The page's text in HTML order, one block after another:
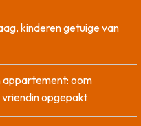
kinderen getuige van
appartement: oom
opgepakt